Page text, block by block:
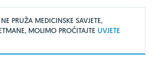
PRUŽA MEDICINSKE SAVJETE,
MOLIMO PROČITAJTE UVJETE